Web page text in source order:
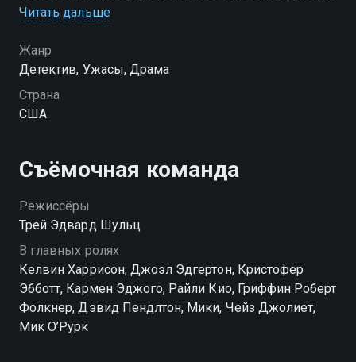
Спасаясь от гибели, отец прячет свою семью в
пороге дома появляются незнакомцы. Но как
спастись от безумия, когда ад внутри тебя?..
Читать дальше
Жанр
Детектив, Ужасы, Драма
Страна
США
Съёмочная команда
Режиссёры
Трей Эдвард Шульц
В главных ролях
Келвин Харрисон, Джоэл Эдгертон, Кристофер
Эбботт, Кармен Эджого, Райли Кио, Гриффин Роберт
Фолкнер, Дэвид Пендлтон, Мики, Чейз Джолиет,
Мик О’Рурк